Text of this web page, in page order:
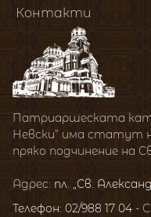
Контакти
Патриаршеската
Невски” има статут
пряко подчинение на
Адрес: пл. „Св.
Телефон: 02/988 17 04 -